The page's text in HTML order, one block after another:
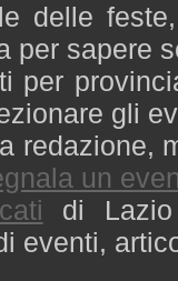
delle
per sapere
per
gli
redazione,
un
di
eventi,